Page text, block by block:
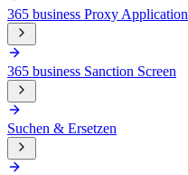
365 business Proxy Application
365 business Sanction Screen
Suchen & Ersetzen